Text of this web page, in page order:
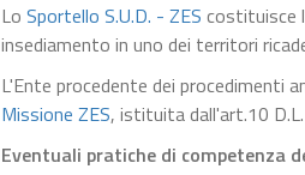
Lo Sportello S.U.D. - ZES costituisce
insediamento in uno dei territori
L'Ente procedente dei procedimenti
Missione ZES, istituita dall'art.10
Eventuali pratiche di competenza